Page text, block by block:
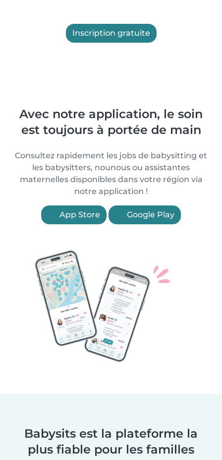
Inscription gratuite
Avec notre application, le soin
est toujours à portée de main
Consultez rapidement les jobs de babysitting et
les babysitters, nounous ou assistantes
maternelles disponibles dans votre région via
notre application !
App Store Google Play
Babysits est la plateforme la
plus fiable pour les familles